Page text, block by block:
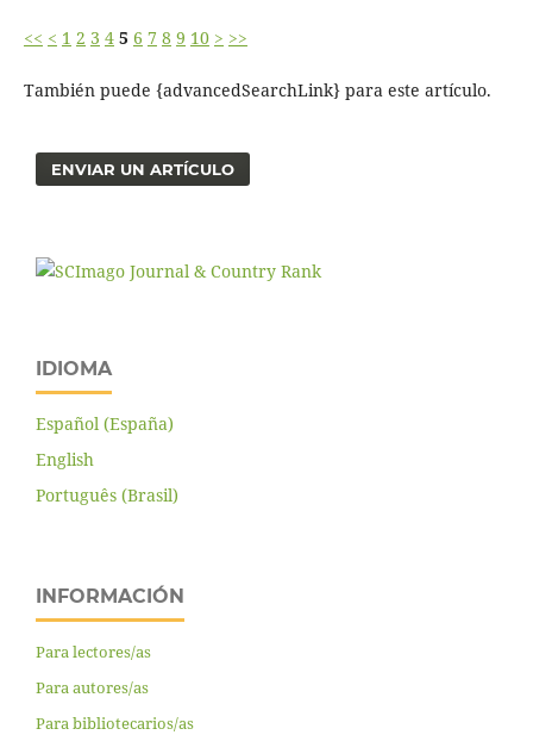
<< < 1 2 3 4 5 6 7 8 9 10 > >>
También puede {advancedSearchLink} para este artículo.
ENVIAR UN ARTÍCULO
IDIOMA
Español (España)
English
Português (Brasil)
INFORMACIÓN
Para lectores/as
Para autores/as
Para bibliotecarios/as